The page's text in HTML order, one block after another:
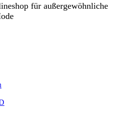
für außergewöhnliche